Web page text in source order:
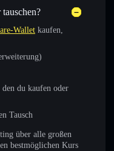
Wallet kaufen,
den du kaufen oder
Tausch
über alle großen
bestmöglichen Kurs